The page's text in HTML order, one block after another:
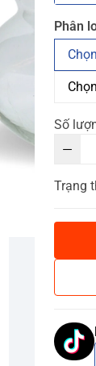
Phân
Số
Trạng